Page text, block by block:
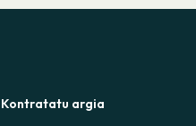
Kontratatu argia